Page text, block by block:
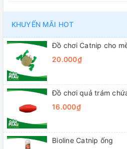
KHUYẾN MÃI HOT
Đồ chơi Catnip cho
20.000₫
Đồ chơi quả trám
16.000₫
Bioline Catnip ống